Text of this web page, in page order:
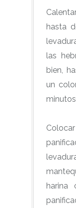
hasta
las
bien,
un
harina